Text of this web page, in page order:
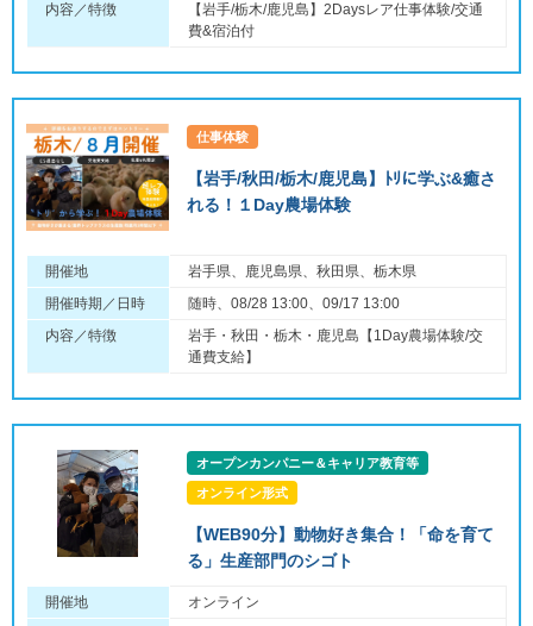
内容／特徴
【岩手/栃木/鹿児島】2Daysレア仕事体験/交通
費&宿泊付
仕事体験
【岩手/秋田/栃木/鹿児島】ﾄﾘに学ぶ&癒さ
れる！１Day農場体験
開催地
岩手県、鹿児島県、秋田県、栃木県
開催時期／日時
随時、08/28 13:00、09/17 13:00
内容／特徴
岩手・秋田・栃木・鹿児島【1Day農場体験/交
通費支給】
オープンカンパニー＆キャリア教育等
オンライン形式
【WEB90分】動物好き集合！「命を育て
る」生産部門のシゴト
開催地 オンライン